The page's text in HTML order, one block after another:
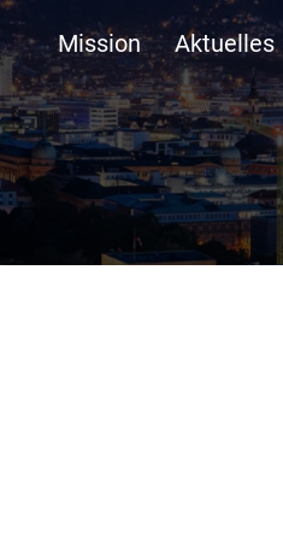
Mission Aktuelles